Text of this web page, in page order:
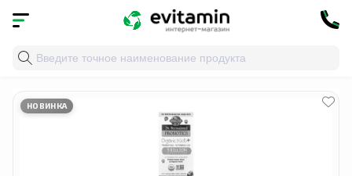
Главная » микрофлора кишечника
НОВИНКА